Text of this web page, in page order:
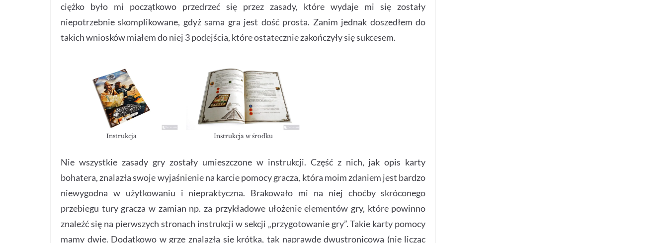
ciężko było mi początkowo przedrzeć się przez zasady, które wydaje mi się zostały
niepotrzebnie skomplikowane, gdyż sama gra jest dość prosta. Zanim jednak doszedłem do
takich wniosków miałem do niej 3 podejścia, które ostatecznie zakończyły się sukcesem.
Instrukcja Instrukcja w środku
Nie wszystkie zasady gry zostały umieszczone w instrukcji. Część z nich, jak opis karty
bohatera, znalazła swoje wyjaśnienie na karcie pomocy gracza, która moim zdaniem jest bardzo
niewygodna w użytkowaniu i niepraktyczna. Brakowało mi na niej choćby skróconego
przebiegu tury gracza w zamian np. za przykładowe ułożenie elementów gry, które powinno
znaleźć się na pierwszych stronach instrukcji w sekcji „przygotowanie gry”. Takie karty pomocy
mamy dwie. Dodatkowo w grze znalazła się krótka, tak naprawdę dwustronicowa (nie licząc